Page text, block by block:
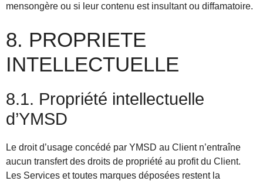
mensongère ou si leur contenu est insultant ou diffamatoire.
8. PROPRIETE
INTELLECTUELLE
8.1. Propriété intellectuelle
d’YMSD
Le droit d’usage concédé par YMSD au Client n’entraîne
aucun transfert des droits de propriété au profit du Client.
Les Services et toutes marques déposées restent la